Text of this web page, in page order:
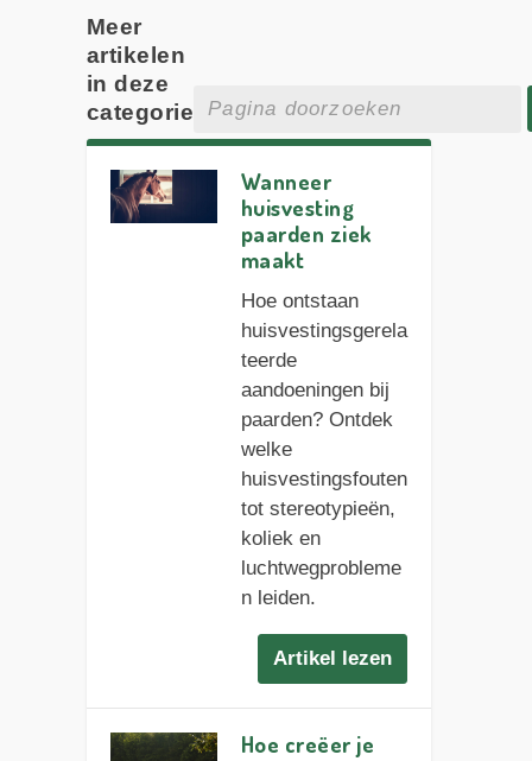
Meer
artikelen
in deze
categorie
Wanneer
huisvesting
paarden ziek
maakt
Hoe ontstaan
huisvestingsgerela
teerde
aandoeningen bij
paarden? Ontdek
welke
huisvestingsfouten
tot stereotypieën,
koliek en
luchtwegprobleme
n leiden.
Artikel lezen
Hoe creëer je